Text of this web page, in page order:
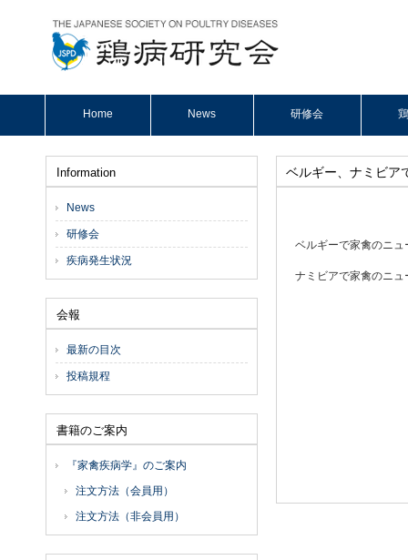
Home News 研修会
ベルギー、ナミビア
ベルギーで家禽のニ
ナミビアで家禽のニ
Information
News
研修会
疾病発生状況
会報
最新の目次
投稿規程
書籍のご案内
『家禽疾病学』のご案内
注文方法（会員用）
注文方法（非会員用）